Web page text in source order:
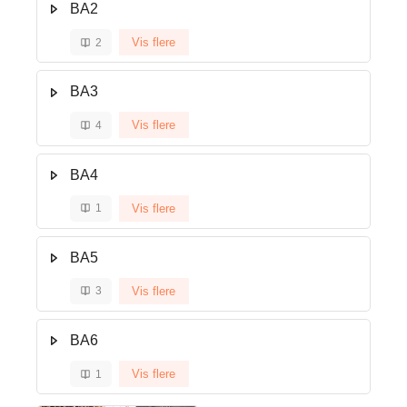
BA2
2 Vis flere
BA3
4 Vis flere
BA4
1 Vis flere
BA5
3 Vis flere
BA6
1 Vis flere